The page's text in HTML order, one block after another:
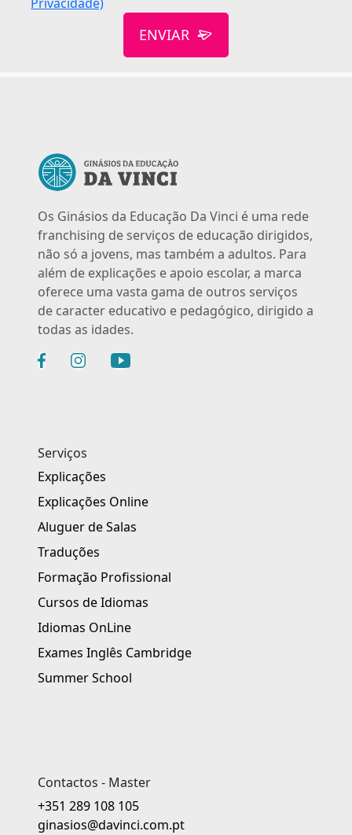
ENVIAR
Os Ginásios da Educação Da Vinci é uma rede
franchising de serviços de educação dirigidos,
não só a jovens, mas também a adultos. Para
além de explicações e apoio escolar, a marca
oferece uma vasta gama de outros serviços
de caracter educativo e pedagógico, dirigido a
todas as idades.
Serviços
Explicações
Explicações Online
Aluguer de Salas
Traduções
Formação Profissional
Cursos de Idiomas
Idiomas OnLine
Exames Inglês Cambridge
Summer School
Contactos - Master
+351 289 108 105
ginasios@davinci.com.pt